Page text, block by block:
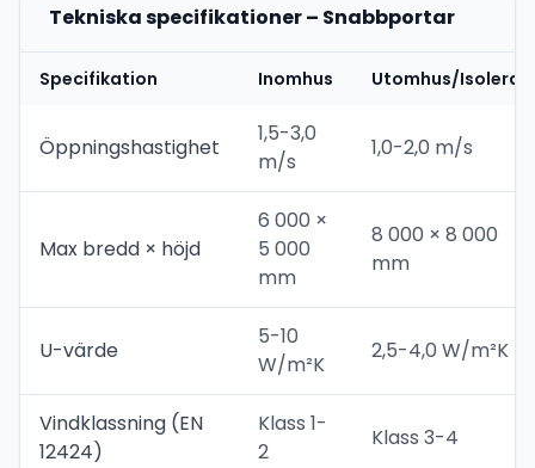
Tekniska specifikationer – Snabbportar
Specifikation Inomhus Utomhus/Isolerad
Öppningshastighet
1,5-3,0
m/s
1,0-2,0 m/s
Max bredd × höjd
6 000 ×
5 000
mm
8 000 × 8 000
mm
U-värde
5-10
W/m²K
2,5-4,0 W/m²K
Vindklassning (EN
12424)
Klass 1-
2
Klass 3-4